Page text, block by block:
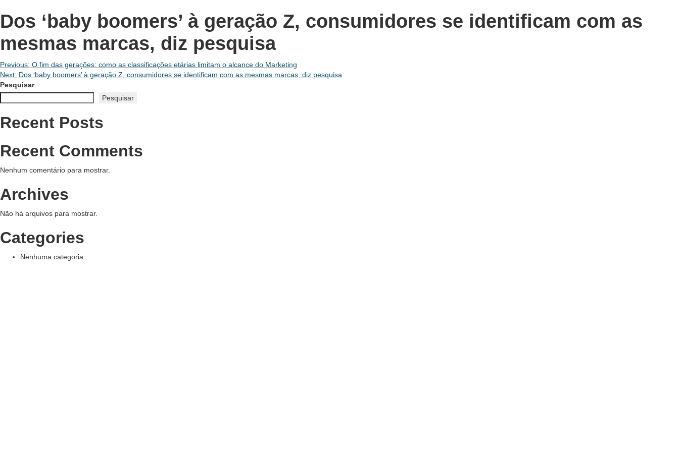
Dos ‘baby boomers’ à geração Z, consumidores se identificam com as
mesmas marcas, diz pesquisa
Navegação
de
Post
Previous: O fim das gerações: como as classificações etárias limitam o alcance do Marketing
Next: Dos ‘baby boomers’ à geração Z, consumidores se identificam com as mesmas marcas, diz pesquisa
Pesquisar
Pesquisar
Recent Posts
Recent Comments
Nenhum comentário para mostrar.
Archives
Não há arquivos para mostrar.
Categories
Nenhuma categoria